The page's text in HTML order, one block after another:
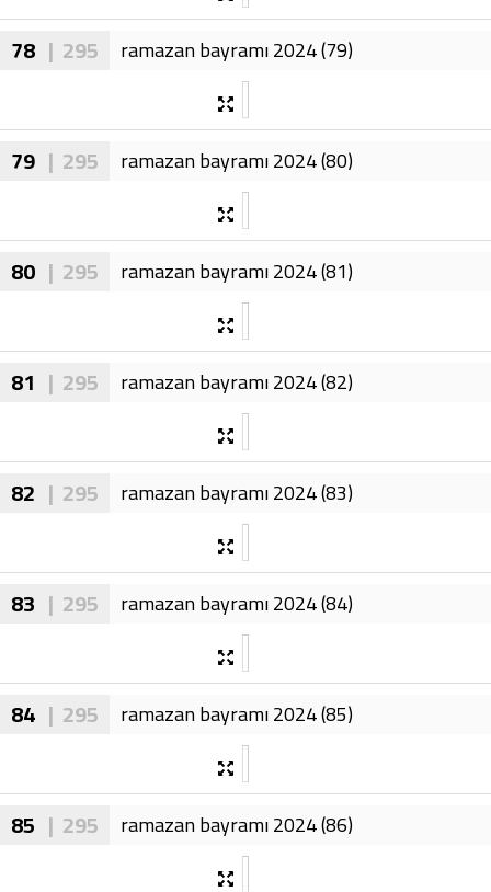
78 | 295 ramazan bayramı 2024 (79)
79 | 295 ramazan bayramı 2024 (80)
80 | 295 ramazan bayramı 2024 (81)
81 | 295 ramazan bayramı 2024 (82)
82 | 295 ramazan bayramı 2024 (83)
83 | 295 ramazan bayramı 2024 (84)
84 | 295 ramazan bayramı 2024 (85)
85 | 295 ramazan bayramı 2024 (86)